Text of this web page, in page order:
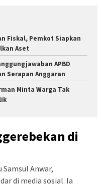
Fiskal, Pemkot Siapkan
Aset
APBD
Serapan Anggaran
Minta Warga Tak
di
Anwar,
di media sosial. Ia